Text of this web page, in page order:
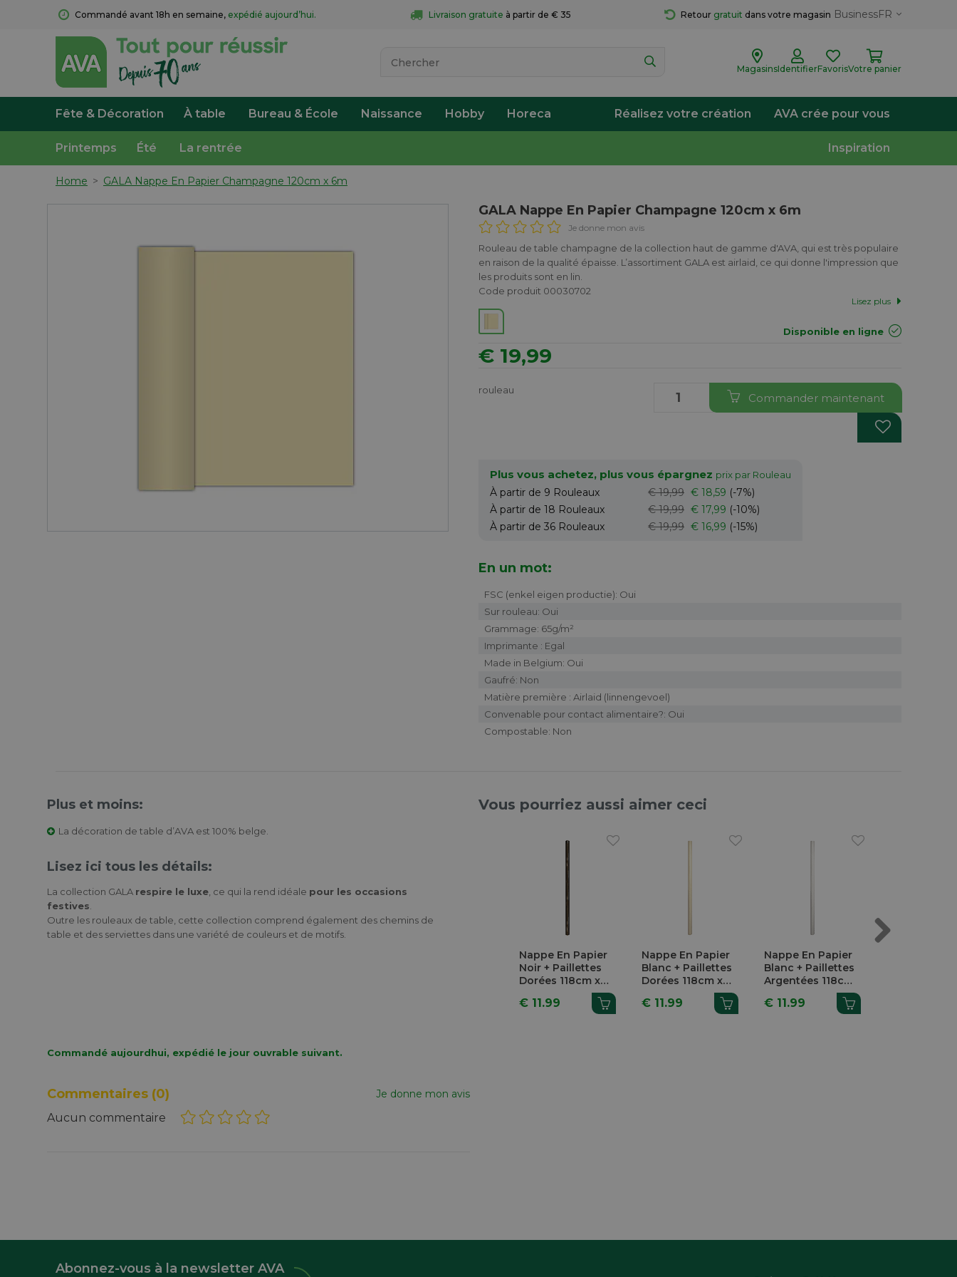
Commandé avant 18h en semaine, expédié aujourd’hui. Livraison gratuite à partir de € 35 Retour gratuit dans votre magasin BusinessFR
MagasinsIdentifierFavorisVotre panier
Fête & Décoration À table Bureau & École Naissance Hobby Horeca Réalisez votre création AVA crée pour vous
Printemps Été La rentrée Inspiration
Home > GALA Nappe En Papier Champagne 120cm x 6m
GALA Nappe En Papier Champagne 120cm x 6m
Je donne mon avis
Rouleau de table champagne de la collection haut de gamme d'AVA, qui est très populaire
en raison de la qualité épaisse. L’assortiment GALA est airlaid, ce qui donne l'impression que
les produits sont en lin.
Code produit 00030702
Lisez plus
Disponible en ligne
€ 19,99
rouleau
Commander maintenant
Plus vous achetez, plus vous épargnez prix par Rouleau
À partir de 9 Rouleaux € 19,99 € 18,59 (-7%)
À partir de 18 Rouleaux € 19,99 € 17,99 (-10%)
À partir de 36 Rouleaux € 19,99 € 16,99 (-15%)
En un mot:
FSC (enkel eigen productie): Oui
Sur rouleau: Oui
Grammage: 65g/m²
Imprimante : Egal
Made in Belgium: Oui
Gaufré: Non
Matière première : Airlaid (linnengevoel)
Convenable pour contact alimentaire?: Oui
Compostable: Non
Plus et moins:
La décoration de table d’AVA est 100% belge.
Lisez ici tous les détails:
La collection GALA respire le luxe , ce qui la rend idéale pour les occasions
festives
Outre les rouleaux de table, cette collection comprend également des chemins de
table et des serviettes dans une variété de couleurs et de motifs.
Vous pourriez aussi aimer ceci
Nappe En Papier
Noir + Paillettes
Dorées 118cm x
€ 11.99
Nappe En Papier
Blanc + Paillettes
Dorées 118cm x
€ 11.99
Nappe En Papier
Blanc + Paillettes
Argentées 118cm
€ 11.99
Commandé aujourdhui, expédié le jour ouvrable suivant.
Commentaires (0) Je donne mon avis
Aucun commentaire
Abonnez-vous à la newsletter AVA